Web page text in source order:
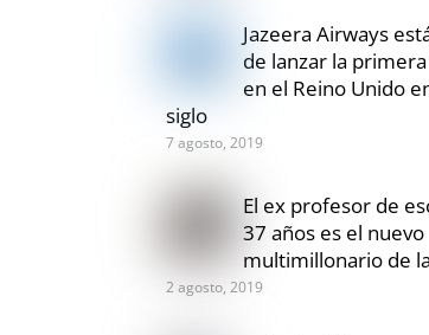
Jazeera Airways
de lanzar la
en el Reino Unido
siglo
7 agosto, 2019
El ex profesor de
37 años es el nuevo
multimillonario de
2 agosto, 2019